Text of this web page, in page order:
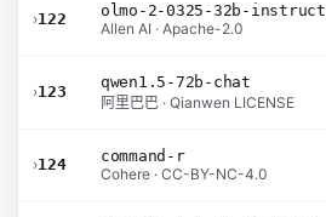
›122
olmo-2-0325-32b-instruct
Allen AI · Apache-2.0
›123
qwen1.5-72b-chat
阿里巴巴 · Qianwen LICENSE
›124
command-r
Cohere · CC-BY-NC-4.0